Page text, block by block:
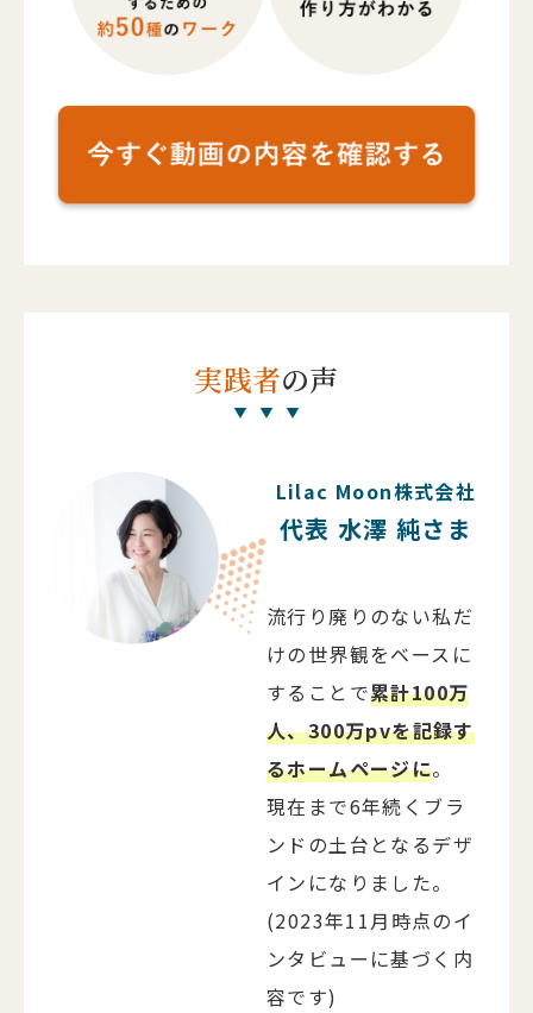
実践者の声
Lilac Moon株式会社
代表 水澤 純さま
流行り廃りのない私だ
けの世界観をベースに
することで累計100万
人、300万pvを記録す
るホームページに。
現在まで6年続くブラ
ンドの土台となるデザ
インになりました。
(2023年11月時点のイ
ンタビューに基づく内
容です)